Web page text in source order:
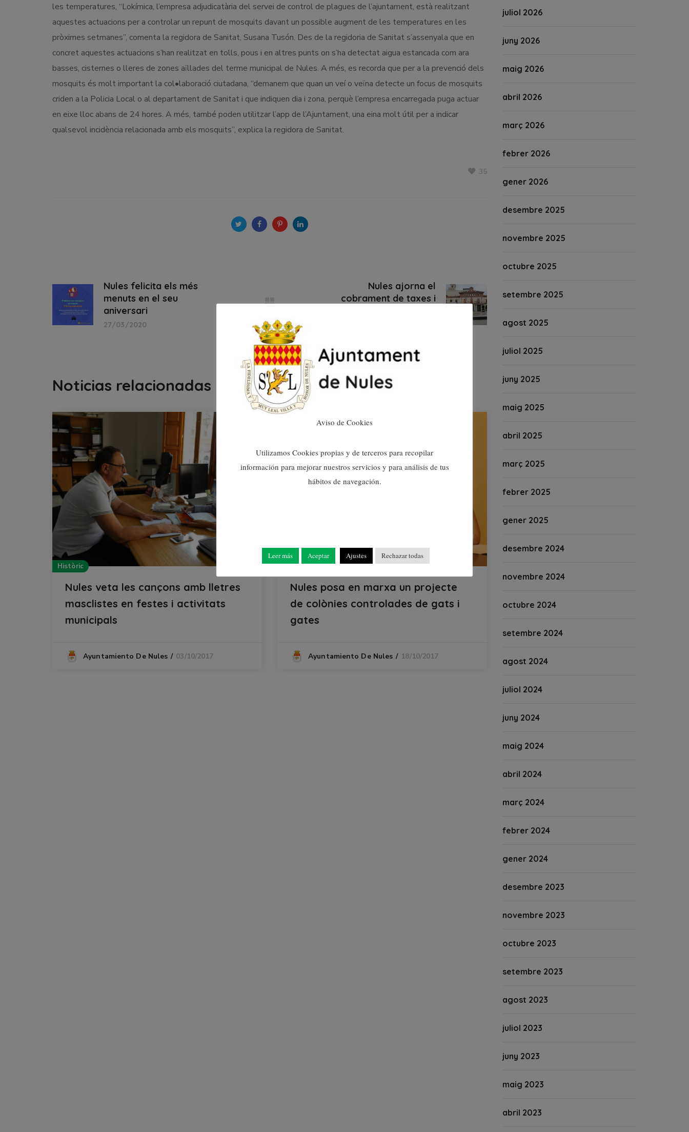
les temperatures, “Lokímica, l’empresa adjudicatària del servei de control de plagues de l’ajuntament, està realitzant
aquestes actuacions per a controlar un repunt de mosquits davant un possible augment de les temperatures en les
pròximes setmanes”, comenta la regidora de Sanitat, Susana Tusón. Des de la regidoria de Sanitat s’assenyala que en
concret aquestes actuacions s’han realitzat en tolls, pous i en altres punts on s’ha detectat aigua estancada com ara
basses, cisternes o lleres de zones aïllades del terme municipal de Nules. A més, es recorda que per a la prevenció dels
mosquits és molt important la col•laboració ciutadana, “demanem que quan un veí o veïna detecte un focus de mosquits
criden a la Policia Local o al departament de Sanitat i que indiquen dia i zona, perquè l’empresa encarregada puga actuar
en eixe lloc abans de 24 hores. A més, també poden utilitzar l’app de l’Ajuntament, una eina molt útil per a indicar
qualsevol incidència relacionada amb els mosquits”, explica la regidora de Sanitat.
35
Nules felicita els més
menuts en el seu
aniversari
27/03/2020
Nules ajorna el
cobrament de taxes i
Noticias relacionadas
Històric
Nules veta les cançons amb lletres
masclistes en festes i activitats
municipals
Ayuntamiento De Nules 03/10/2017
Històric
Nules posa en marxa un projecte
de colònies controlades de gats i
gates
Ayuntamiento De Nules 18/10/2017
juliol 2026
juny 2026
maig 2026
abril 2026
març 2026
febrer 2026
gener 2026
desembre 2025
novembre 2025
octubre 2025
setembre 2025
agost 2025
juliol 2025
juny 2025
maig 2025
abril 2025
març 2025
febrer 2025
gener 2025
desembre 2024
novembre 2024
octubre 2024
setembre 2024
agost 2024
juliol 2024
juny 2024
maig 2024
abril 2024
març 2024
febrer 2024
gener 2024
desembre 2023
novembre 2023
octubre 2023
setembre 2023
agost 2023
juliol 2023
juny 2023
maig 2023
abril 2023
Aviso de Cookies
Utilizamos Cookies propias y de terceros para recopilar
información para mejorar nuestros servicios y para análisis de tus
hábitos de navegación.
Leer más Aceptar Ajustes Rechazar todas